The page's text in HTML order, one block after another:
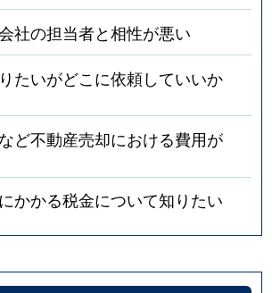
社の担当者と相性が悪い
たいがどこに依頼していいか
ど不動産売却における費用が
かかる税金について知りたい